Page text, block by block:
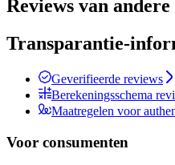
Reviews van
Transparantie-
Geverifieerde reviews
Berekeningsschema
Maatregelen voor
Voor consumenten